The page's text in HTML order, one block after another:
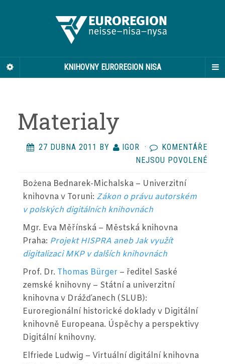
KNIHOVNY EUROREGION NISA
Materialy
27 DUBNA 2011 BY IGOR ·
KOMENTÁŘE
NEJSOU POVOLENÉ
Bożena Bednarek-Michalska – Univerzitní
knihovna v Toruni: Zákon o právu autorském
v polských digitálních knihovnách
Mgr. Eva Měřínská – Městská knihovna
Praha: Projekt HISPRA aneb Jak využít
digitalizaci MKP v dalších knihovnách
Prof. Dr. Thomas Bürger – ředitel Saské
zemské knihovny – Státní a univerzitní
knihovna v Drážďanech (SLUB):
Euroregionální historické doklady v Digitální
knihovně Europeana. Úspěchy a perspektivy
Digitální knihovny.
Elfriede Ludwig – Virtuální digitální knihovna